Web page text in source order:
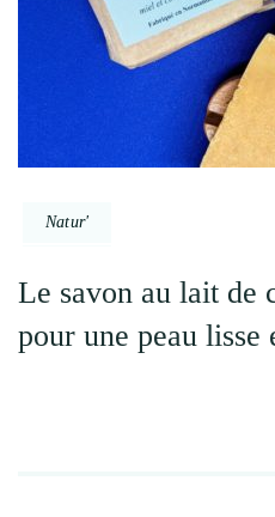
Natur'
Le savon au lait de
pour une peau lisse